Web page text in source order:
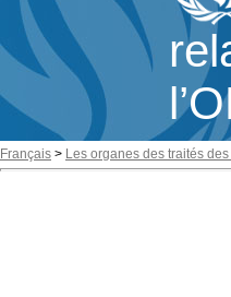
Français > Les organes des traités